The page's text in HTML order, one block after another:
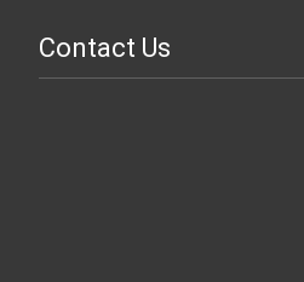
Contact Us